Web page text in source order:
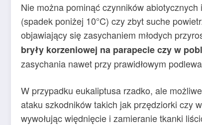
Nie można pominąć czynników
(spadek poniżej 10°C) czy zbyt suche
objawiający się zasychaniem młodych
bryły korzeniowej na parapecie czy w
zasychania nawet przy prawidłowym
W przypadku eukaliptusa rzadko, ale
ataku szkodników takich jak przędziorki czy
wywołując więdnięcie i zamieranie tkanki